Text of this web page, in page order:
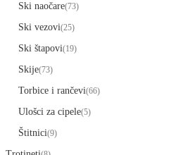
Ski naočare(73)
Ski vezovi(25)
Ski štapovi(19)
Skije(73)
Torbice i rančevi(66)
Ulošci za cipele(5)
Štitnici(9)